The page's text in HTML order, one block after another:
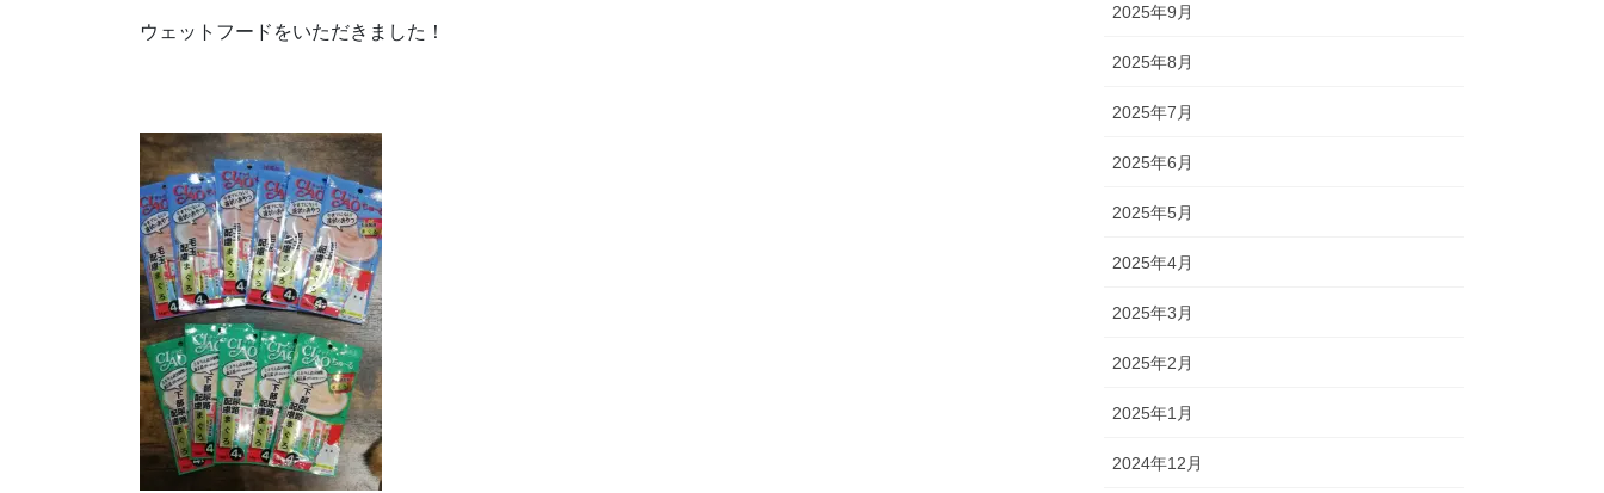
ウェットフードをいただきました！
2025年9月
2025年8月
2025年7月
2025年6月
2025年5月
2025年4月
2025年3月
2025年2月
2025年1月
2024年12月